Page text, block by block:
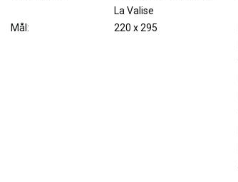
La Valise
Mål:
220 x 295